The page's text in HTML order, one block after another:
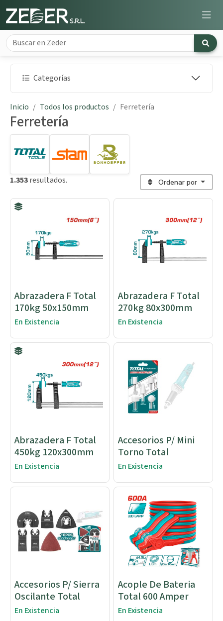
Categorías
Inicio Todos los productos Ferretería
Ferretería
1.353resultados. Ordenar por
Abrazadera F Total
170kg 50x150mm
En Existencia
Abrazadera F Total
270kg 80x300mm
En Existencia
Abrazadera F Total
450kg 120x300mm
En Existencia
Accesorios P/ Mini
Torno Total
En Existencia
Accesorios P/ Sierra
Oscilante Total
En Existencia
Acople De Bateria
Total 600 Amper
En Existencia